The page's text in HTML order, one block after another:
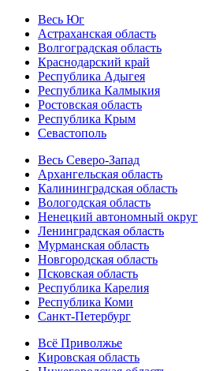
Весь Юг
Астраханская область
Волгоградская область
Краснодарский край
Республика Адыгея
Республика Калмыкия
Ростовская область
Республика Крым
Севастополь
Весь Северо-Запад
Архангельская область
Калининградская область
Вологодская область
Ненецкий автономный округ
Ленинградская область
Мурманская область
Новгородская область
Псковская область
Республика Карелия
Республика Коми
Санкт-Петербург
Всё Приволжье
Кировская область